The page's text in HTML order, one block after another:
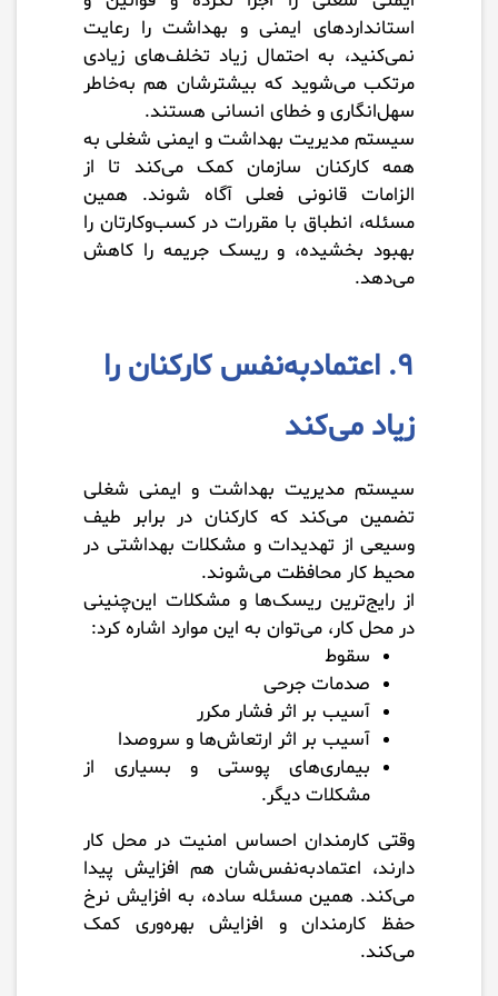
استانداردهای ایمنی و بهداشت را رعایت
نمی‌کنید، به احتمال زیاد تخلف‌های زیادی
مرتکب می‌شوید که بیشترشان هم به‌خاطر
سهل‌انگاری و خطای انسانی هستند.
سیستم مدیریت بهداشت و ایمنی شغلی به
همه کارکنان سازمان کمک می‌کند تا از
الزامات قانونی فعلی آگاه شوند. همین
مسئله، انطباق با مقررات در کسب‌وکارتان را
بهبود بخشیده، و ریسک جریمه را کاهش
می‌دهد.
۹. اعتمادبه‌نفس کارکنان را
زیاد می‌کند
سیستم مدیریت بهداشت و ایمنی شغلی
تضمین می‌کند که کارکنان در برابر طیف
وسیعی از تهدیدات و مشکلات بهداشتی در
محیط کار محافظت می‌شوند.
از رایج‌ترین ریسک‌ها و مشکلات این‌چنینی
در محل کار، می‌توان به این موارد اشاره کرد:
سقوط
صدمات جرحی
آسیب بر اثر فشار مکرر
آسیب بر اثر ارتعاش‌ها و سروصدا
بیماری‌های پوستی و بسیاری از
مشکلات دیگر.
وقتی کارمندان احساس امنیت در محل کار
دارند، اعتمادبه‌نفس‌شان هم افزایش پیدا
می‌کند. همین مسئله ساده، به افزایش نرخ
حفظ کارمندان و افزایش بهره‌وری کمک
می‌کند.